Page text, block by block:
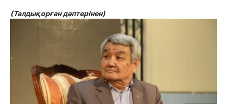
(Талдықорған дәптерінен)